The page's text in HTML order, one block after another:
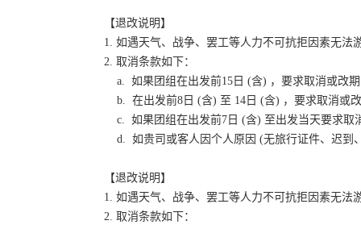
【退改说明】
1. 如遇天气、战争、罢工等人力不可抗拒因素无
2. 取消条款如下：
a. 如果团组在出发前15日 (含) ，要求取消或改
b. 在出发前8日 (含) 至 14日 (含) ，要求取消或
c. 如果团组在出发前7日 (含) 至出发当天要求取
d. 如贵司或客人因个人原因 (无旅行证件、迟到
【退改说明】
1. 如遇天气、战争、罢工等人力不可抗拒因素无
2. 取消条款如下：